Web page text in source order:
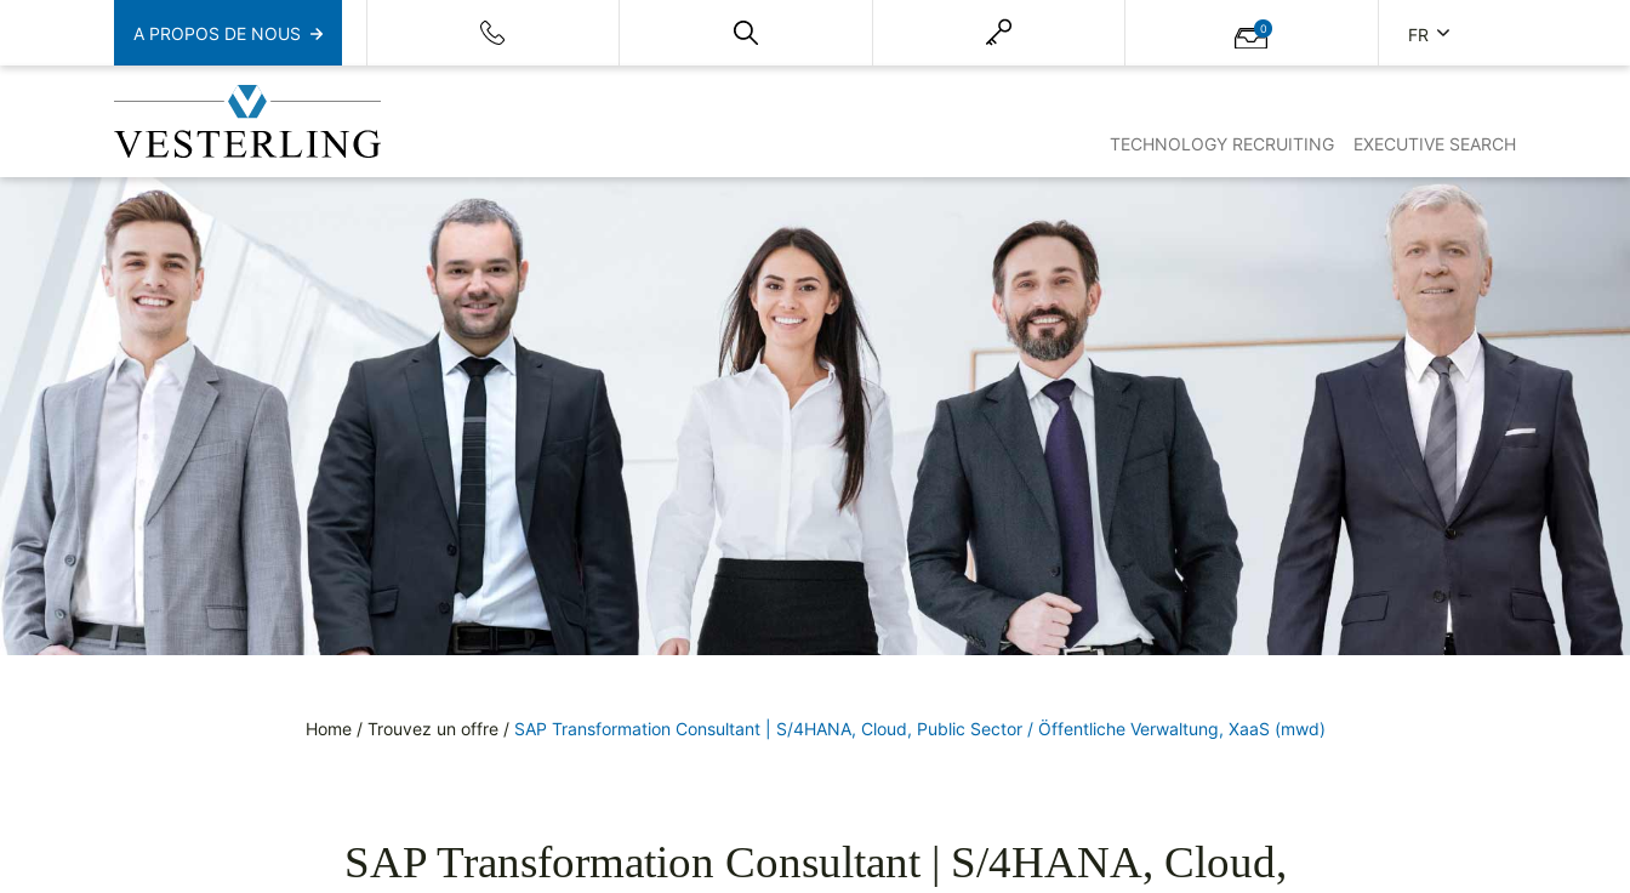
A PROPOS DE NOUS 0 FR
TECHNOLOGY RECRUITING EXECUTIVE SEARCH
Home/ Trouvez un offre/ SAP Transformation Consultant | S/4HANA, Cloud, Public Sector / Öffentliche Verwaltung, XaaS (mwd)
SAP Transformation Consultant | S/4HANA, Cloud,